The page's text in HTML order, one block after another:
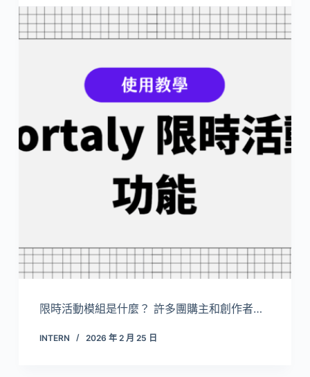
限時活動模組是什麼？ 許多團購主和創作者…
INTERN 2026 年 2 月 25 日